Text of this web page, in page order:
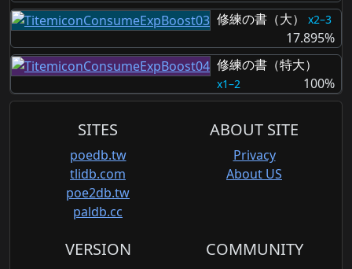
修練の書（大）
2–3
17.895%
修練の書（特大）
1–2 100%
SITES
poedb.tw
tlidb.com
poe2db.tw
paldb.cc
ABOUT SITE
Privacy
About US
VERSION COMMUNITY